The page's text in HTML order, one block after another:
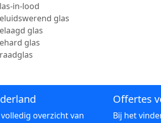
in-lood
glas
glas
glas
overzicht van
Offertes
Bij het